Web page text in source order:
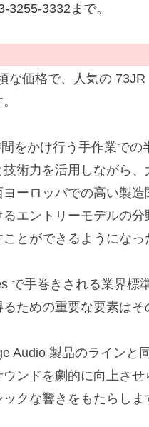
3255-3332まで。
な価格で、人気の
をかけ行う手作業で
術力を活用しながら
ーロッパでの高い製
エントリーモデルの
とができるようになっ
で手巻きされる業界標
ための重要な要素はそ
Audio 製品のラインと
ンドを劇的に向上さ
クな響きをもたらしま